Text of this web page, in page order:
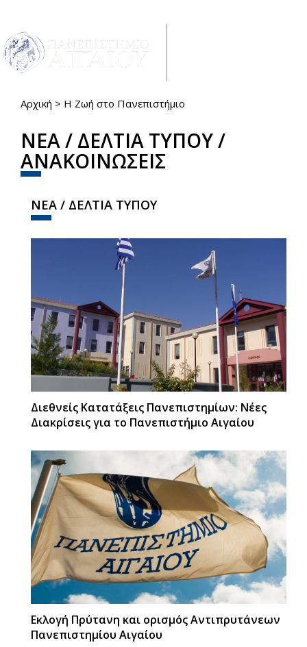
Παράκαμψη προς το κυρίως περιεχόμενο
Είστε εδώ
Αρχική > Η Ζωή στο Πανεπιστήμιο
ΝΕΑ / ΔΕΛΤΙΑ ΤΥΠΟΥ /
ΑΝΑΚΟΙΝΩΣΕΙΣ
ΝΕΑ / ΔΕΛΤΙΑ ΤΥΠΟΥ
Διεθνείς Κατατάξεις Πανεπιστημίων: Νέες
Διακρίσεις για το Πανεπιστήμιο Αιγαίου
Εκλογή Πρύτανη και ορισμός Αντιπρυτάνεων
Πανεπιστημίου Αιγαίου